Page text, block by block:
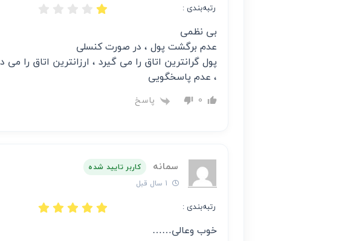
استرتبه‌بندی :
بی نظمی
عدم برگشت پول ، در صورت کنسلی
، عدم پاسخگویی
0 پاسخ
سمانه
کاربر تایید شده
رتبه‌بندی :
خوب وعالی……